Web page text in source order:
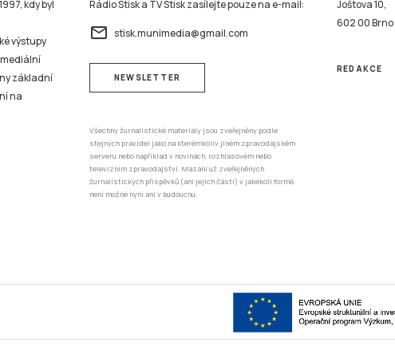
kdy byl
výstupy
základní
na
Rádio Stisk a TV Stisk zasílejte pouze na e-mail:
email stisk.munimedia@gmail.com
NEWSLETTER
Všechny žurnalistické materiály jsou zveřejněny podle
stejných pravidel jako na kterémkoliv jiném zpravodajském
serveru nebo například v novinách, rozhlasovém nebo
televizním zpravodajství. Mazání už zveřejněných
žurnalistických příspěvků (ani jejich částí) v jakékoli formě
není možné nyní ani v budoucnu.
Joštova 10,
602 00 Brno
REDAKCE